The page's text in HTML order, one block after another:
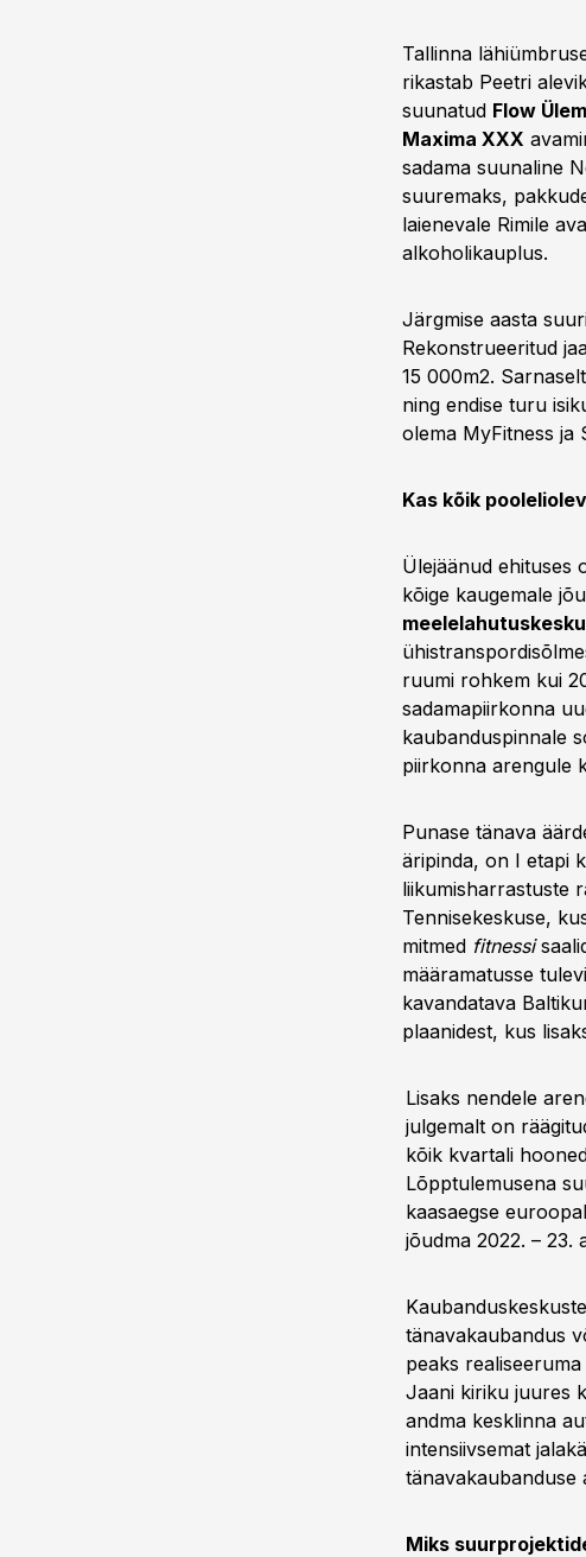
Tallinna
rikastab Peetri
suunatud Flow
Maxima XXX
sadama suunaline
suuremaks,
laienevale Rimile
alkoholikauplus.
Järgmise aasta
Rekonstrueeritud
15 000m2.
ning endise turu
olema MyFitness ja
Kas kõik
Ülejäänud ehituses
kõige kaugemale
ruumi rohkem kui
sadamapiirkonna
kaubanduspinnale
piirkonna arengule
Punase tänava
äripinda, on I etapi
liikumisharrastuste
Tennisekeskuse,
mitmed fitnessi
määramatusse
kavandatava
plaanidest, kus
Lisaks nendele
julgemalt on
kõik kvartali
Lõpptulemusena
kaasaegse
jõudma 2022. – 23.
tänavakaubandus
peaks
Jaani kiriku juures
andma kesklinna
intensiivsemat
tänavakaubanduse
Miks